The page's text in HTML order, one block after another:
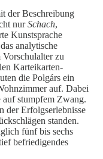
der Beschreibung
nurSchach,
Kunstsprache
analytische
zu
Karteikarten-
die Polgárs ein
auf. Dabei
stumpfem Zwang.
der Erfolgserlebnisse
standen.
fünf bis sechs
befriedigendes